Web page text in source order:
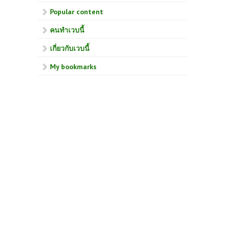
Popular content
คนทำเวบนี้
เกี่ยวกับเวบนี้
My bookmarks